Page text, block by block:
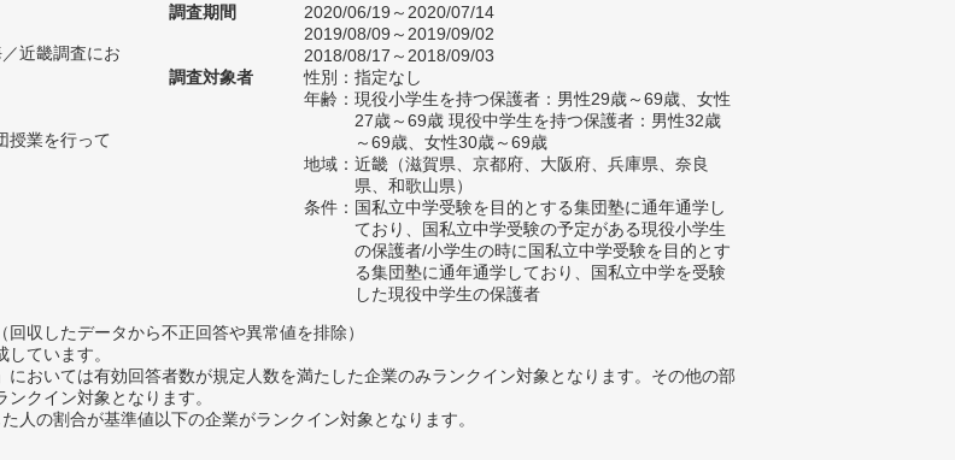
近畿調査にお
授業を行って
調査期間
2020/06/19～2020/07/14
2019/08/09～2019/09/02
2018/08/17～2018/09/03
調査対象者
性別：指定なし
年齢：現役小学生を持つ保護者：男性29歳～69歳、女性
27歳～69歳 現役中学生を持つ保護者：男性32歳
～69歳、女性30歳～69歳
地域：近畿（滋賀県、京都府、大阪府、兵庫県、奈良
県、和歌山県）
条件：国私立中学受験を目的とする集団塾に通年通学し
ており、国私立中学受験の予定がある現役小学生
の保護者/小学生の時に国私立中学受験を目的とす
る集団塾に通年通学しており、国私立中学を受験
した現役中学生の保護者
収したデータから不正回答や異常値を排除）
ています。
おいては有効回答者数が規定人数を満たした企業のみランクイン対象となります。その他の部
クイン対象となります。
の割合が基準値以下の企業がランクイン対象となります。